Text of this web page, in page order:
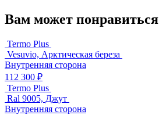
Вам может понравиться
Termo Plus
Vesuvio, Арктическая береза
Внутренняя сторона
112 300 ₽
Termo Plus
Ral 9005, Джут
Внутренняя сторона